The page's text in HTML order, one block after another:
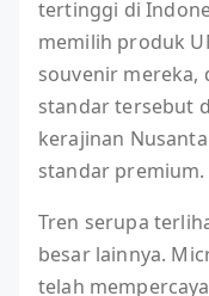
tertinggi di
memilih produk
souvenir mereka,
standar tersebut
kerajinan
standar premium.
Tren serupa
besar lainnya.
telah